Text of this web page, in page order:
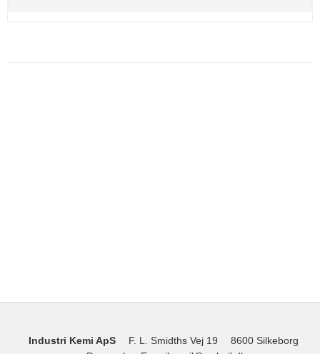
Industri Kemi ApS F. L. Smidths Vej 19
8600 Silkeborg